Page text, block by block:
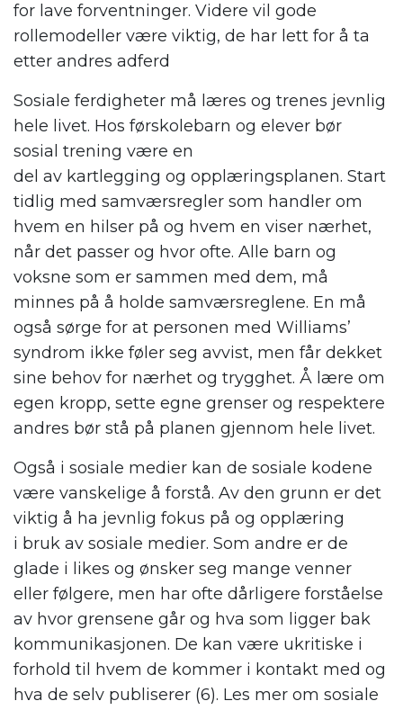
for lave forventninger. Videre vil gode
rollemodeller være viktig, de har lett for å ta
etter andres adferd
Sosiale ferdigheter må læres og trenes jevnlig
hele livet. Hos førskolebarn og elever bør
sosial trening være en
del av kartlegging og opplæringsplanen. Start
tidlig med samværsregler som handler om
hvem en hilser på og hvem en viser nærhet,
når det passer og hvor ofte. Alle barn og
voksne som er sammen med dem, må
minnes på å holde samværsreglene. En må
også sørge for at personen med Williams’
syndrom ikke føler seg avvist, men får dekket
sine behov for nærhet og trygghet. Å lære om
egen kropp, sette egne grenser og respektere
andres bør stå på planen gjennom hele livet.
Også i sosiale medier kan de sosiale kodene
være vanskelige å forstå. Av den grunn er det
viktig å ha jevnlig fokus på og opplæring
i bruk av sosiale medier. Som andre er de
glade i likes og ønsker seg mange venner
eller følgere, men har ofte dårligere forståelse
av hvor grensene går og hva som ligger bak
kommunikasjonen. De kan være ukritiske i
forhold til hvem de kommer i kontakt med og
hva de selv publiserer (6). Les mer om sosiale